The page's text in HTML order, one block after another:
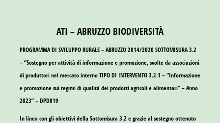
ATI – ABRUZZO BIODIVERSITÀ
PROGRAMMA DI SVILUPPO RURALE – ABRUZZO 2014/2020 SOTTOMISURA 3.2
– “Sostegno per attività di informazione e promozione, svolte da associazioni
di produttori nel mercato interno TIPO DI INTERVENTO 3.2.1 – “Informazione
e promozione sui regimi di qualità dei prodotti agricoli e alimentari” – Anno
2023” – DPD019
In linea con gli obiettivi della Sottomisura 3.2 e grazie al sostegno ottenuto